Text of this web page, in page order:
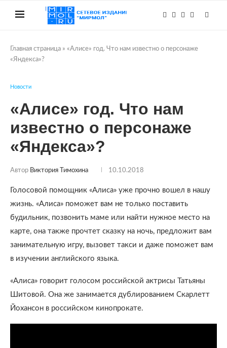
Главная страница » «Алисе» год. Что нам известно о персонаже
«Яндекса»?
Новости
«Алисе» год. Что нам
известно о персонаже
«Яндекса»?
Автор Виктория Тимохина 10.10.2018
Голосовой помощник «Алиса» уже прочно вошел в нашу
жизнь. «Алиса» поможет вам не только поставить
будильник, позвонить маме или найти нужное место на
карте, она также прочтет сказку на ночь, предложит вам
занимательную игру, вызовет такси и даже поможет вам
в изучении английского языка.
«Алиса» говорит голосом российской актрисы Татьяны
Шитовой. Она же занимается дублированием Скарлетт
Йохансон в российском кинопрокате.